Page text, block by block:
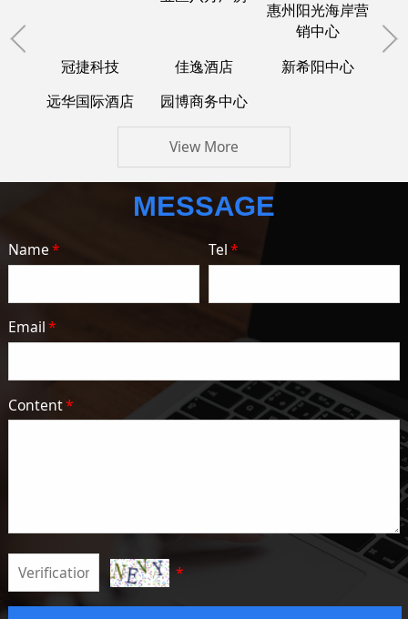
惠州阳光海岸营
销中心
冠捷科技
佳逸酒店
新希阳中心
远华国际酒店
园博商务中心
View More
MESSAGE
Name* Tel*
Email*
Content*
*